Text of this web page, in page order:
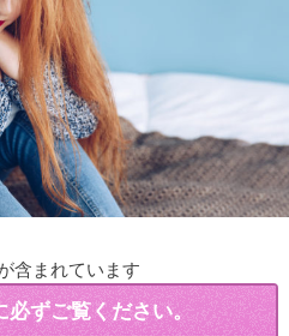
含まれています
必ずご覧ください。